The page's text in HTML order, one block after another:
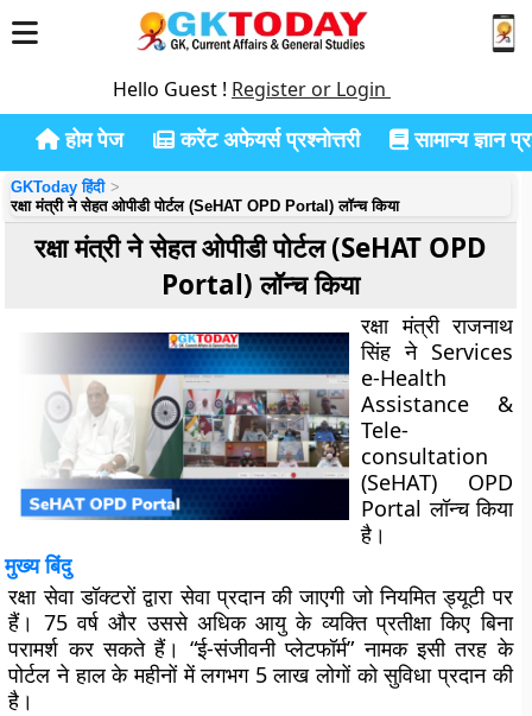
Hello Guest ! Register or Login
होम पेज करेंट अफेयर्स प्रश्नोत्तरी सामान्य ज्ञान
GKToday हिंदी
रक्षा मंत्री ने सेहत ओपीडी पोर्टल (SeHAT OPD Portal) लॉन्च किया
रक्षा मंत्री ने सेहत ओपीडी पोर्टल (SeHAT OPD
Portal) लॉन्च किया
रक्षा मंत्री राजनाथ
सिंह ने Services
e-Health
Assistance &
Tele-
consultation
(SeHAT) OPD
Portal लॉन्च किया
है।
मुख्य बिंदु
रक्षा सेवा डॉक्टरों द्वारा सेवा प्रदान की जाएगी जो नियमित ड्यूटी पर
हैं। 75 वर्ष और उससे अधिक आयु के व्यक्ति प्रतीक्षा किए बिना
परामर्श कर सकते हैं। “ई-संजीवनी प्लेटफॉर्म” नामक इसी तरह के
पोर्टल ने हाल के महीनों में लगभग 5 लाख लोगों को सुविधा प्रदान की
है।